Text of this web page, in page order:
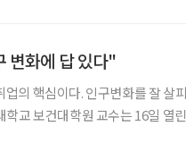
변화에 답 있다"
의 핵심이다. 인구변화를 잘 살